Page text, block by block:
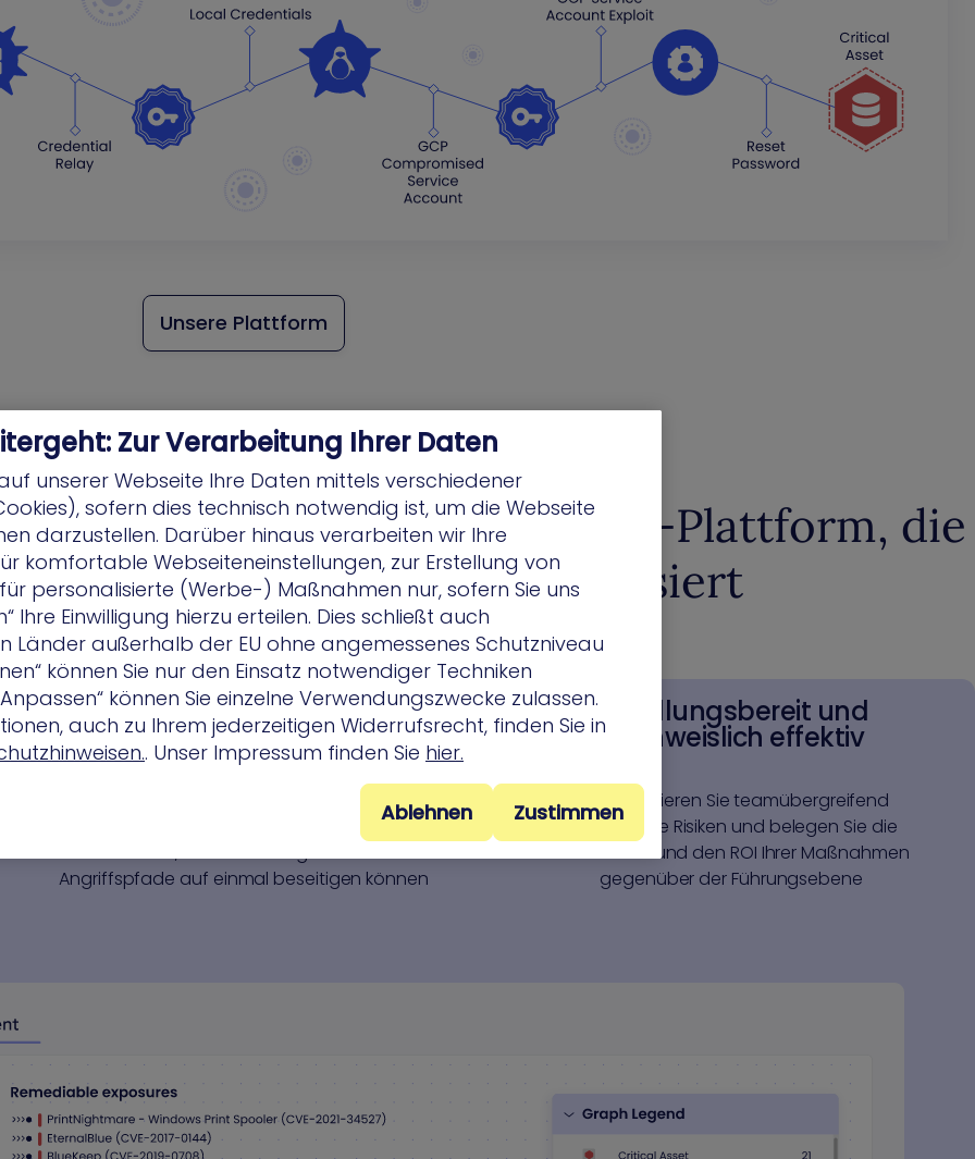
Unsere Plattform
Exposure-Management-Plattform, die
Angriffspfade für Sie visualisiert
Priorisierung nach echtem
Schadenspotenzial statt
abstrakten Schweregraden
XM Cyber konzentriert sich auf ausnutzbare
Choke Points, an denen Sie gleich mehrere
Angriffspfade auf einmal beseitigen können
Handlungsbereit und
nachweislich effektiv
Kommunizieren Sie teamübergreifend
bestehende Risiken und belegen Sie die
Wirksamkeit und den ROI Ihrer Maßnahmen
gegenüber der Führungsebene
Zur Verarbeitung Ihrer Daten
unserer Webseite Ihre Daten mittels verschiedener
sofern dies technisch notwendig ist, um die Webseite
darzustellen. Darüber hinaus verarbeiten wir Ihre
komfortable Webseiteneinstellungen, zur Erstellung von
personalisierte (Werbe-) Maßnahmen nur, sofern Sie uns
Ihre Einwilligung hierzu erteilen. Dies schließt auch
Länder außerhalb der EU ohne angemessenes Schutzniveau
können Sie nur den Einsatz notwendiger Techniken
können Sie einzelne Verwendungszwecke zulassen.
auch zu Ihrem jederzeitigen Widerrufsrecht, finden Sie in
. Unser Impressum finden Sie hier.
Ablehnen Zustimmen